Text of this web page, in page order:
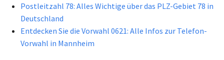
Postleitzahl 78: Alles Wichtige über das PLZ-Gebiet 78 in
Deutschland
Entdecken Sie die Vorwahl 0621: Alle Infos zur Telefon-
Vorwahl in Mannheim